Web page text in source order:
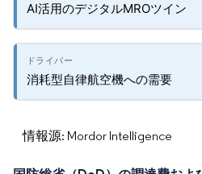
AI活用のデジタルMROツイン
消耗型自律航空機への需要
情報源: Mordor Intelligence